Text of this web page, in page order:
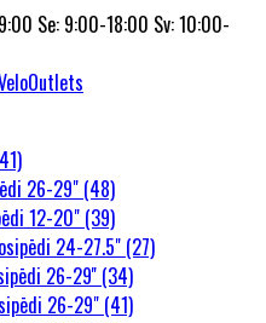
Se: 9:00-18:00 Sv: 10:00-
26-29" (48)
12-20" (39)
24-27.5" (27)
26-29'' (34)
26-29" (41)